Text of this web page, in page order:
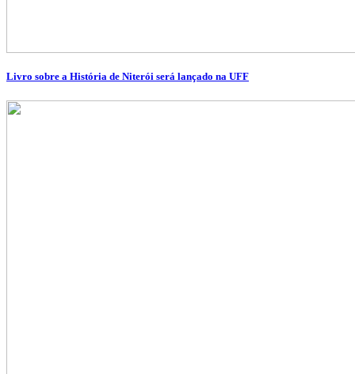
Livro sobre a História de Niterói será lançado na UFF